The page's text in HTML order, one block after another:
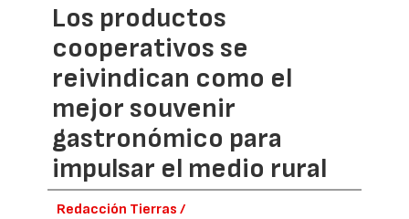
Los productos
cooperativos se
reivindican como el
mejor souvenir
gastronómico para
impulsar el medio rural
Redacción Tierras /